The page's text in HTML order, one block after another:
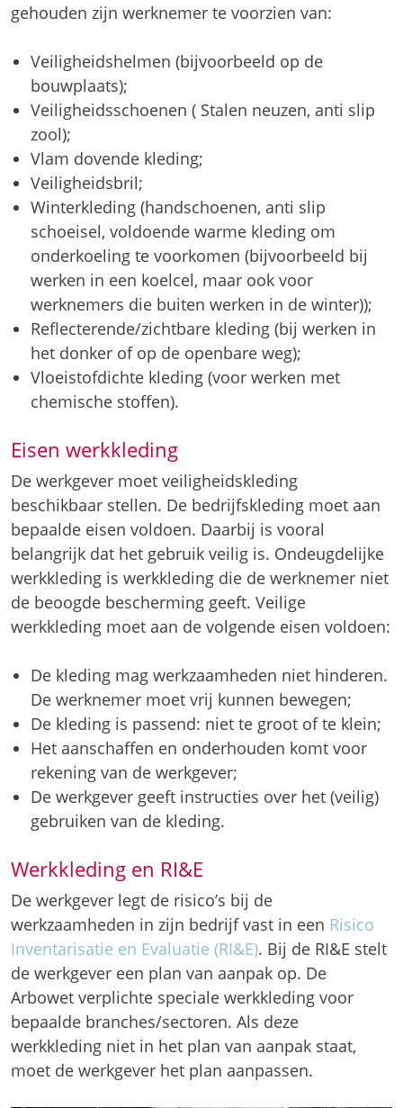
gehouden zijn werknemer te voorzien van:
Veiligheidshelmen (bijvoorbeeld op de
bouwplaats);
Veiligheidsschoenen ( Stalen neuzen, anti slip
zool);
Vlam dovende kleding;
Veiligheidsbril;
Winterkleding (handschoenen, anti slip
schoeisel, voldoende warme kleding om
onderkoeling te voorkomen (bijvoorbeeld bij
werken in een koelcel, maar ook voor
werknemers die buiten werken in de winter));
Reflecterende/zichtbare kleding (bij werken in
het donker of op de openbare weg);
Vloeistofdichte kleding (voor werken met
chemische stoffen).
Eisen werkkleding
De werkgever moet veiligheidskleding
beschikbaar stellen. De bedrijfskleding moet aan
bepaalde eisen voldoen. Daarbij is vooral
belangrijk dat het gebruik veilig is. Ondeugdelijke
werkkleding is werkkleding die de werknemer niet
de beoogde bescherming geeft. Veilige
werkkleding moet aan de volgende eisen voldoen:
De kleding mag werkzaamheden niet hinderen.
De werknemer moet vrij kunnen bewegen;
De kleding is passend: niet te groot of te klein;
Het aanschaffen en onderhouden komt voor
rekening van de werkgever;
De werkgever geeft instructies over het (veilig)
gebruiken van de kleding.
Werkkleding en RI&E
De werkgever legt de risico’s bij de
werkzaamheden in zijn bedrijf vast in een Risico
Inventarisatie en Evaluatie (RI&E). Bij de RI&E stelt
de werkgever een plan van aanpak op. De
Arbowet verplichte speciale werkkleding voor
bepaalde branches/sectoren. Als deze
werkkleding niet in het plan van aanpak staat,
moet de werkgever het plan aanpassen.